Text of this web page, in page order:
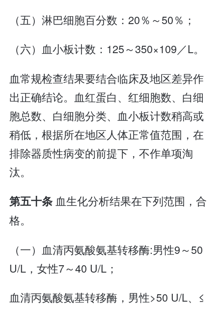
（五）淋巴细胞百分数：20％～50％；
（六）血小板计数：125～350×109／L。
血常规检查结果要结合临床及地区差异作
出正确结论。血红蛋白、红细胞数、白细
胞总数、白细胞分类、血小板计数稍高或
稍低，根据所在地区人体正常值范围，在
排除器质性病变的前提下，不作单项淘
汰。
第五十条血生化分析结果在下列范围，合
格。
（一）血清丙氨酸氨基转移酶:男性9～50
U/L，女性7～40 U/L；
血清丙氨酸氨基转移酶，男性>50 U/L、≤